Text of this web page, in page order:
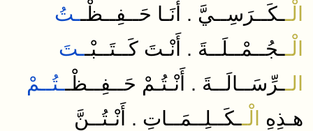
الْــكَــرَسِــيَّ . أَنَـا حَــفِــظْــتُ
الْــجُــمْــلَــةَ . أَنْـتَ كَــتَــبْــتَ
الــرِّسَــالَــةَ . أَنْـتُـمْ حَــفِــظْــتُــمْ
هـذِهِ
الْــكَــلِــمَــاتِ . أَنْـتُــنَّ